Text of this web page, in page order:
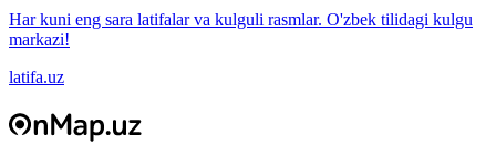
Har kuni eng sara latifalar va kulguli rasmlar. O'zbek tilidagi kulgu
markazi!
latifa.uz